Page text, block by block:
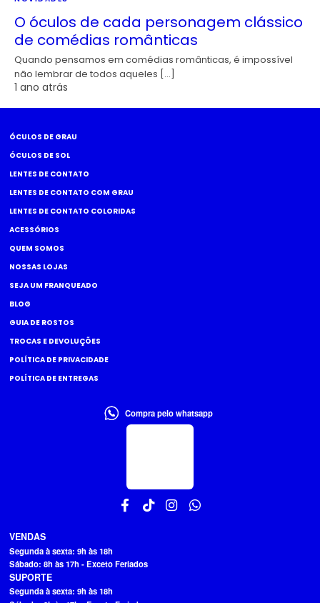
O óculos de cada personagem clássico
de comédias românticas
Quando pensamos em comédias românticas, é impossível
não lembrar de todos aqueles […]
1 ano atrás
ÓCULOS DE GRAU
ÓCULOS DE SOL
LENTES DE CONTATO
LENTES DE CONTATO COM GRAU
LENTES DE CONTATO COLORIDAS
ACESSÓRIOS
QUEM SOMOS
NOSSAS LOJAS
SEJA UM FRANQUEADO
BLOG
GUIA DE ROSTOS
TROCAS E DEVOLUÇÕES
POLÍTICA DE PRIVACIDADE
POLÍTICA DE ENTREGAS
Compra pelo whatsapp
VENDAS
Segunda à sexta: 9h às 18h
Sábado: 8h às 17h - Exceto Feriados
SUPORTE
Segunda à sexta: 9h às 18h